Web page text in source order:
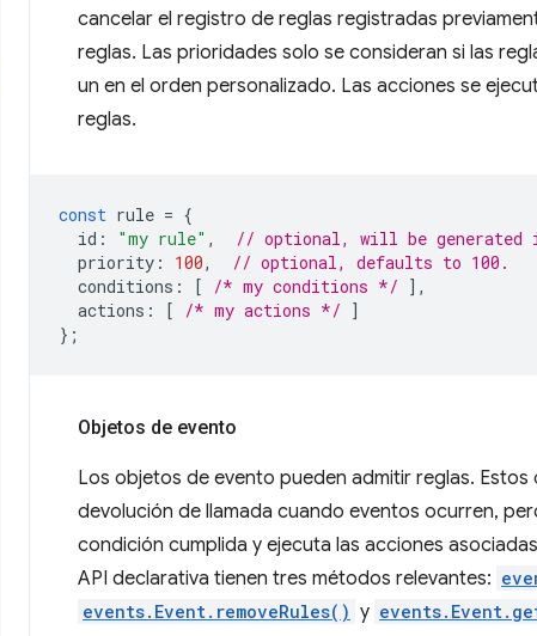
cancelar el registro de reglas registradas
reglas. Las prioridades solo se consideran si las
un en el orden personalizado. Las acciones se
reglas.
const rule = {
id : "my rule" ,
// optional, will be
priority : 100,
// optional, defaults to 100.
conditions : [ /* my conditions */ ],
actions : [ /* my actions */ ]
};
Objetos de evento
Los objetos de evento pueden admitir reglas.
devolución de llamada cuando eventos ocurren,
condición cumplida y ejecuta las acciones
API declarativa tienen tres métodos relevantes:
events.Event.removeRules() y